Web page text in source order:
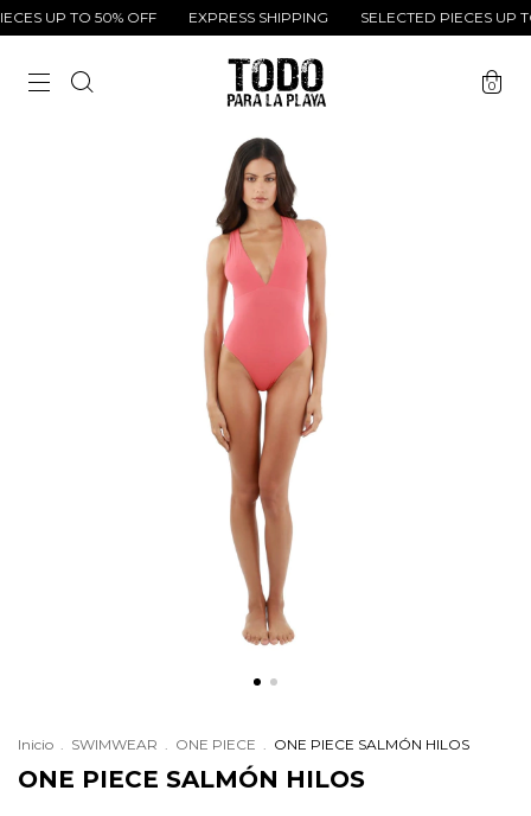
UP TO 50% OFF EXPRESS SHIPPING SELECTED PIECES UP
0
Inicio . SWIMWEAR . ONE PIECE . ONE PIECE SALMÓN HILOS
ONE PIECE SALMÓN HILOS